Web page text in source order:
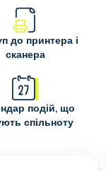
до принтера і
сканера
подій, що
спільноту